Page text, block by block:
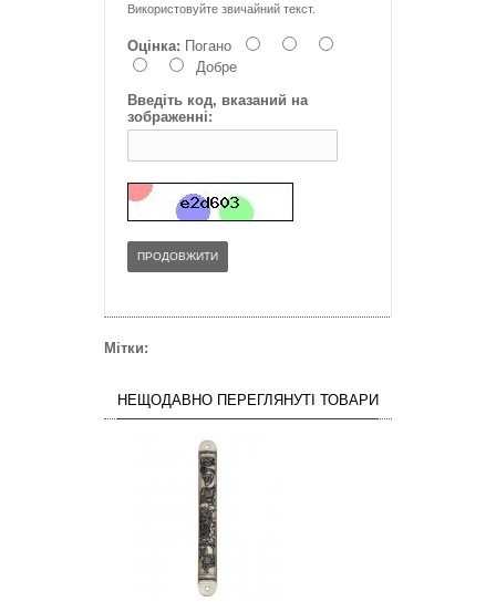
Використовуйте звичайний текст.
Оцінка: Погано
Добре
Введіть код, вказаний на
зображенні:
ПРОДОВЖИТИ
Мітки:
НЕЩОДАВНО ПЕРЕГЛЯНУТІ ТОВАРИ